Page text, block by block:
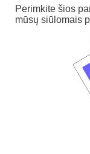
Perimkite šios
mūsų siūlomais